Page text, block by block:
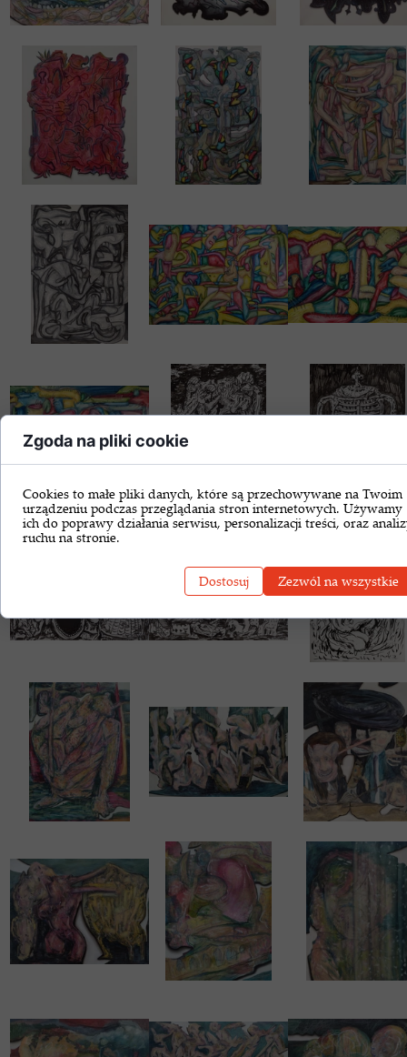
Zgoda na pliki cookie
Cookies to małe pliki danych, które są przechowywane na Twoim
urządzeniu podczas przeglądania stron internetowych. Używamy
ich do poprawy działania serwisu, personalizacji treści, oraz
ruchu na stronie.
Dostosuj Zezwól na wszystkie